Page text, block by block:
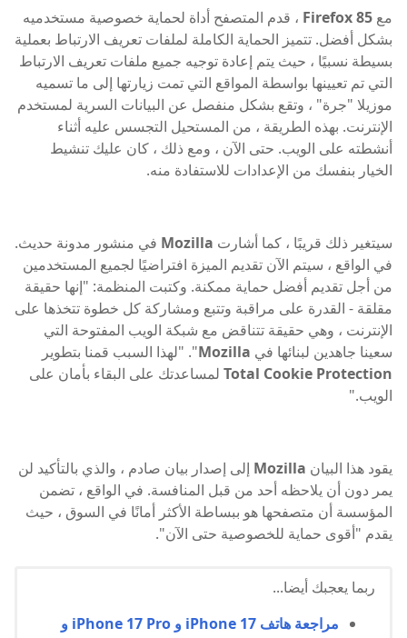
مع Firefox 85 ، قدم المتصفح أداة لحماية خصوصية مستخدميه
بشكل أفضل. تتميز الحماية الكاملة لملفات تعريف الارتباط بعملية
بسيطة نسبيًا ، حيث يتم إعادة توجيه جميع ملفات تعريف الارتباط
التي تم تعيينها بواسطة المواقع التي تمت زيارتها إلى ما تسميه
موزيلا "جرة" ، وتقع بشكل منفصل عن البيانات السرية لمستخدم
الإنترنت. بهذه الطريقة ، من المستحيل التجسس عليه أثناء
أنشطته على الويب. حتى الآن ، ومع ذلك ، كان عليك تنشيط
الخيار بنفسك من الإعدادات للاستفادة منه.
سيتغير ذلك قريبًا ، كما أشارت Mozilla في منشور مدونة حديث.
في الواقع ، سيتم الآن تقديم الميزة افتراضيًا لجميع المستخدمين
من أجل تقديم أفضل حماية ممكنة. وكتبت المنظمة: "إنها حقيقة
مقلقة - القدرة على مراقبة وتتبع ومشاركة كل خطوة تتخذها على
الإنترنت ، وهي حقيقة تتناقض مع شبكة الويب المفتوحة التي
سعينا جاهدين لبنائها في Mozilla". "لهذا السبب قمنا بتطوير
Total Cookie Protection لمساعدتك على البقاء بأمان على
الويب."
يقود هذا البيان Mozilla إلى إصدار بيان صادم ، والذي بالتأكيد لن
يمر دون أن يلاحظه أحد من قبل المنافسة. في الواقع ، تضمن
المؤسسة أن متصفحها هو ببساطة الأكثر أمانًا في السوق ، حيث
يقدم "أقوى حماية للخصوصية حتى الآن".
ربما يعجبك أيضا...
مراجعة هاتف iPhone 17 و iPhone 17 Pro و